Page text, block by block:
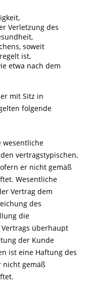
Verletzung des
soweit
ist,
etwa nach dem
mit Sitz in
folgende
wesentliche
vertragstypischen,
er nicht gemäß
Wesentliche
Vertrag dem
des
die
überhaupt
der Kunde
ist eine Haftung des
nicht gemäß